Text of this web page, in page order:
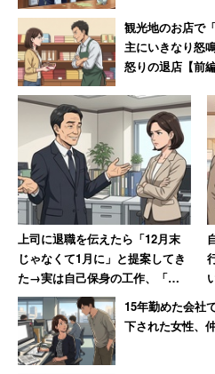
（51.7％）、「宿泊・飲食業
業」（51.2％）が入った。
観光地のお店で
主にいきなり怒
怒りの退店【前編
上司に退職を伝えたら「12月末
じゃなくて1月に」と提案してき
た→実は自己保身の工作、「セ
クハラ体質の上に卑怯者」と振
り返る女性
15年勤めた会社
下された女性、